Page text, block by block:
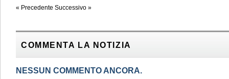
« Precedente Successivo »
COMMENTA LA NOTIZIA
NESSUN COMMENTO ANCORA.